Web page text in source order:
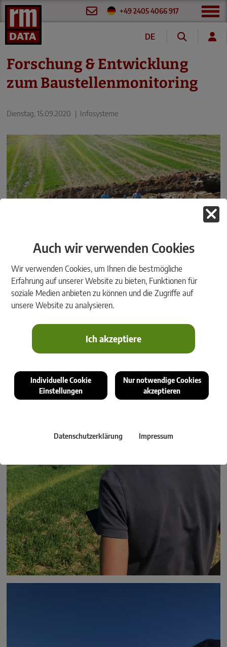
Auch wir verwenden Cookies
Wir verwenden Cookies, um Ihnen die bestmögliche
Erfahrung auf unserer Website zu bieten, Funktionen für
soziale Medien anbieten zu können und die Zugriffe auf
unsere Website zu analysieren.
Ich akzeptiere
Individuelle Cookie
Einstellungen
Nur notwendige Cookies
akzeptieren
Datenschutzerklärung Impressum
+49 2405 4066 917
DE
Forschung & Entwicklung
zum Baustellenmonitoring
Dienstag, 15.09.2020 | Infosysteme